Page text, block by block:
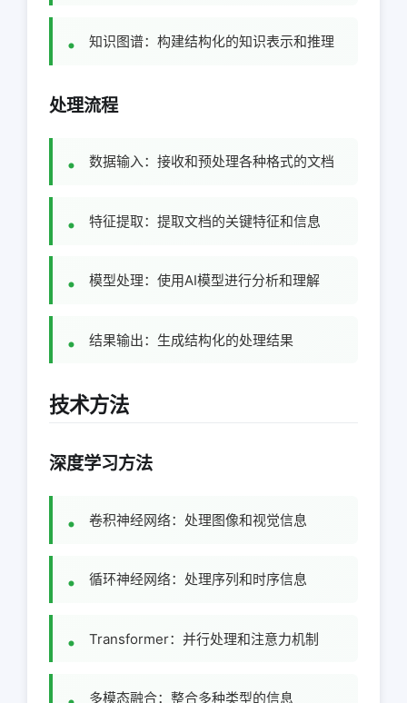
知识图谱：构建结构化的知识表示和推理
处理流程
数据输入：接收和预处理各种格式的文档
特征提取：提取文档的关键特征和信息
模型处理：使用AI模型进行分析和理解
结果输出：生成结构化的处理结果
技术方法
深度学习方法
卷积神经网络：处理图像和视觉信息
循环神经网络：处理序列和时序信息
Transformer：并行处理和注意力机制
多模态融合：整合多种类型的信息